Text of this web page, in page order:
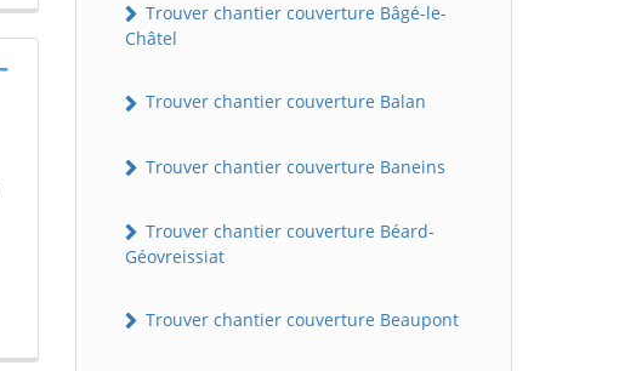
Trouver chantier couverture Bâgé-le-
Châtel
Trouver chantier couverture Balan
Trouver chantier couverture Baneins
Trouver chantier couverture Béard-
Géovreissiat
Trouver chantier couverture Beaupont